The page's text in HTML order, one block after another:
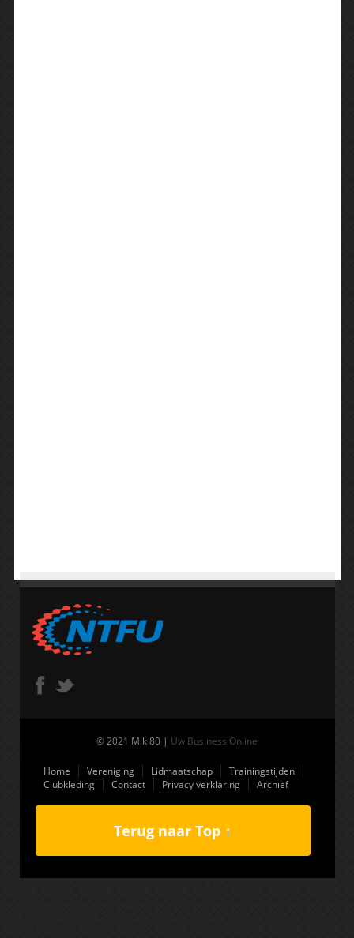
© 2021 Mik 80 | Uw Business Online
Home Vereniging Lidmaatschap
Trainingstijden
Clubkleding
Contact Privacy verklaring Archief
Terug naar Top ↑